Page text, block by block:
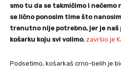
smo tu da se takmičimo i nećemo
se lično ponosim time što
trenutno nije potrebno, jer je naš
košarku koju svi volimo, završio je
Podsetimo, košarkaš crno-belih je